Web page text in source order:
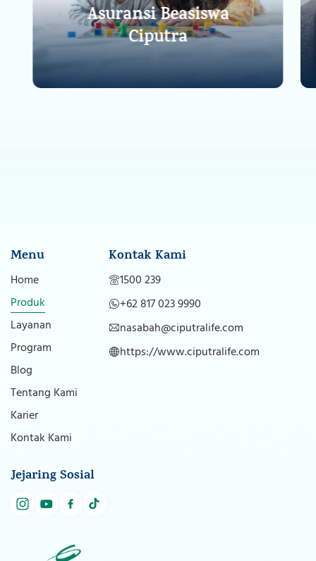
Asuransi Beasiswa
Ciputra
Menu
Home
Produk
Layanan
Program
Blog
Tentang Kami
Karier
Kontak Kami
Kontak Kami
1500 239
+62 817 023 9990
nasabah@ciputralife.com
https://www.ciputralife.com
Jejaring Sosial